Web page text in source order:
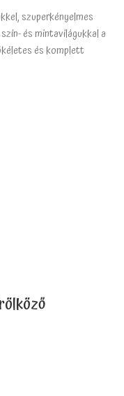
szuperkényelmes
és mintavilágukkal a
és komplett